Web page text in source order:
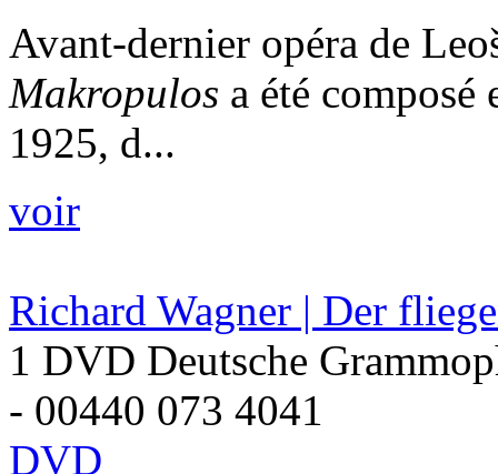
Avant-dernier opéra de
Makropulos a été composé
1925, d...
voir
Richard Wagner | Der
1 DVD Deutsche
- 00440 073 4041
DVD